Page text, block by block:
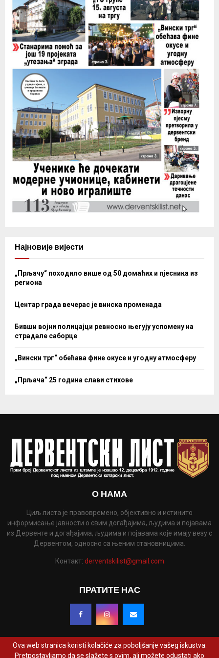
Најновије вијести
„Прљачу“ походило више од 50 домаћих и пјесника из
региона
Центар града вечерас је винска променада
Бивши војни полицајци ревносно његују успомену на
страдале саборце
„Вински трг“ обећава фине окусе и угодну атмосферу
„Прљача“ 25 година слави стихове
О НАМА
Циљ листа је правовремено, објективно и истинито
информисање јавности о свим догађајима, људима и појавама
из Дервенте и догађајима, људима и појавама које имају везу с
Дервентом, односно са њеним становницима.
Контакт: derventskilist@gmail.com
ПРАТИТЕ НАС
Ova web stranica koristi kolačiće za poboljšanje vašeg iskustva.
Pretpostavljamo da se slažete s ovim, ali možete odustati ako